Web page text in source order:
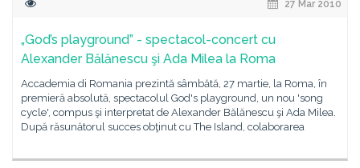
27 Mar 2010
„God’s playground” - spectacol-concert cu
Alexander Bălănescu şi Ada Milea la Roma
Accademia di Romania prezintă sâmbătă, 27 martie, la Roma, în
premieră absolută, spectacolul God's playground, un nou 'song
cycle', compus şi interpretat de Alexander Bălănescu şi Ada Milea.
După răsunătorul succes obţinut cu The Island, colaborarea